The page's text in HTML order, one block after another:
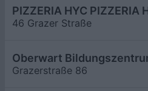
PIZZERIA HYC PIZZERIA
46 Grazer Straße
Oberwart
Grazerstraße 86